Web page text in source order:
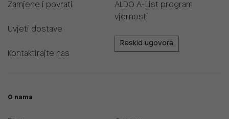
Zamjene i povrati
Uvjeti dostave
Kontaktirajte nas
ALDO A-List program
vjernosti
Raskid ugovora
O nama